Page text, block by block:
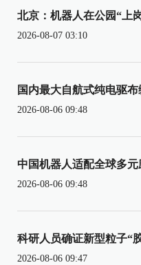
北京：机器人在公园“上
2026-08-07 03:10
国内最大自航式纯电驱
2026-08-06 09:48
中国机器人适配全球多元
2026-08-06 09:48
科研人员确证新型粒子“
2026-08-06 09:47